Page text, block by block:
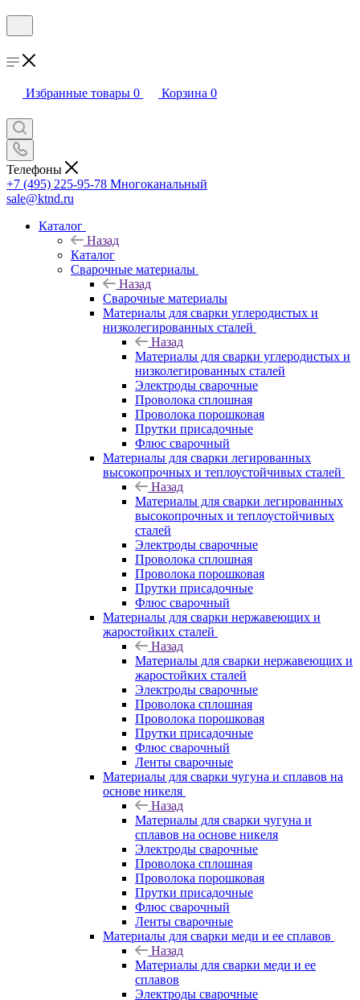
Избранные товары 0 Корзина 0
Телефоны
+7 (495) 225-95-78 Многоканальный
sale@ktnd.ru
Каталог
Назад
Каталог
Сварочные материалы
Назад
Сварочные материалы
Материалы для сварки углеродистых и
низколегированных сталей
Назад
Материалы для сварки углеродистых и
низколегированных сталей
Электроды сварочные
Проволока сплошная
Проволока порошковая
Прутки присадочные
Флюс сварочный
Материалы для сварки легированных
высокопрочных и теплоустойчивых сталей
Назад
Материалы для сварки легированных
высокопрочных и теплоустойчивых
сталей
Электроды сварочные
Проволока сплошная
Проволока порошковая
Прутки присадочные
Флюс сварочный
Материалы для сварки нержавеющих и
жаростойких сталей
Назад
Материалы для сварки нержавеющих и
жаростойких сталей
Электроды сварочные
Проволока сплошная
Проволока порошковая
Прутки присадочные
Флюс сварочный
Ленты сварочные
Материалы для сварки чугуна и сплавов на
основе никеля
Назад
Материалы для сварки чугуна и
сплавов на основе никеля
Электроды сварочные
Проволока сплошная
Проволока порошковая
Прутки присадочные
Флюс сварочный
Ленты сварочные
Материалы для сварки меди и ее сплавов
Назад
Материалы для сварки меди и ее
сплавов
Электроды сварочные